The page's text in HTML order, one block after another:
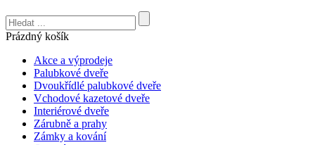
Prázdný košík
Akce a výprodeje
Palubkové dveře
Dvoukřídlé palubkové dveře
Vchodové kazetové dveře
Interiérové dveře
Zárubně a prahy
Zámky a kování